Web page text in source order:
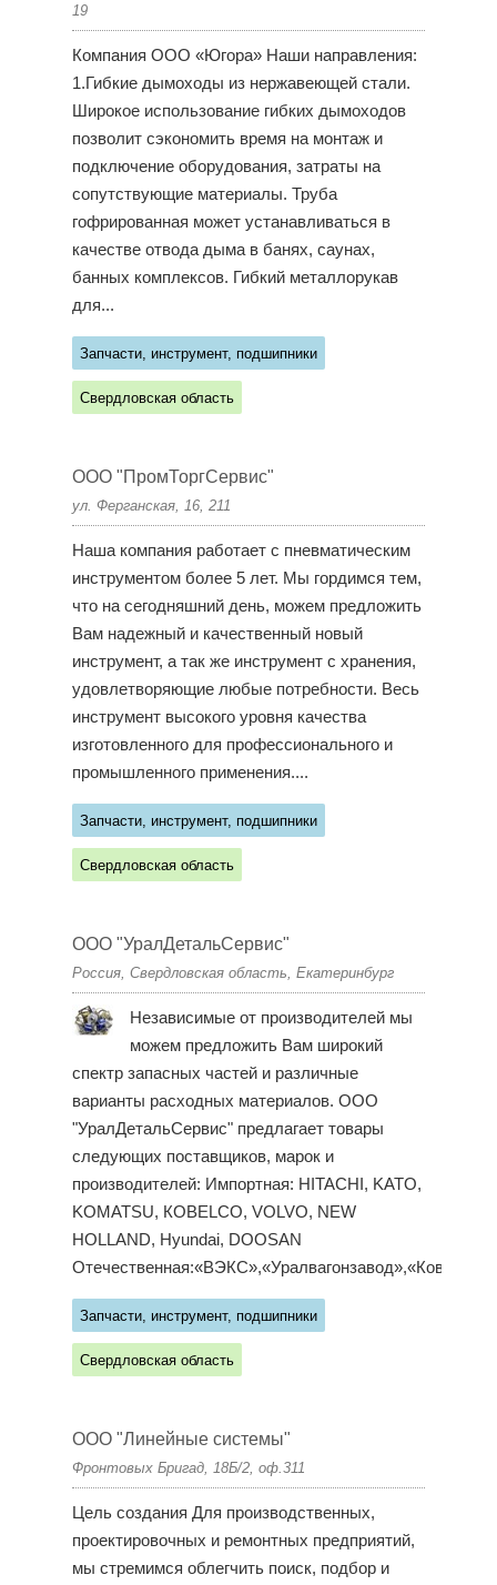
19
Компания ООО «Югора» Наши направления:
1.Гибкие дымоходы из нержавеющей стали.
Широкое использование гибких дымоходов
позволит сэкономить время на монтаж и
подключение оборудования, затраты на
сопутствующие материалы. Труба
гофрированная может устанавливаться в
качестве отвода дыма в банях, саунах,
банных комплексов. Гибкий металлорукав
для...
Запчасти, инструмент, подшипники
Свердловская область
ООО "ПромТоргСервис"
ул. Ферганская, 16, 211
Наша компания работает с пневматическим
инструментом более 5 лет. Мы гордимся тем,
что на сегодняшний день, можем предложить
Вам надежный и качественный новый
инструмент, а так же инструмент с хранения,
удовлетворяющие любые потребности. Весь
инструмент высокого уровня качества
изготовленного для профессионального и
промышленного применения....
Запчасти, инструмент, подшипники
Свердловская область
ООО "УралДетальСервис"
Россия, Свердловская область, Екатеринбург
Независимые от производителей мы
можем предложить Вам широкий
спектр запасных частей и различные
варианты расходных материалов. ООО
"УралДетальСервис" предлагает товары
следующих поставщиков, марок и
производителей: Импортная: HITACHI, KATO,
KOMATSU, КОВЕLCO, VOLVO, NEW
HOLLAND, Hyundai, DOOSAN
Отечественная:«ВЭКС»,«Уралвагонзавод»,«Ковров...
Запчасти, инструмент, подшипники
Свердловская область
ООО "Линейные системы"
Фронтовых Бригад, 18Б/2, оф.311
Цель создания Для производственных,
проектировочных и ремонтных предприятий,
мы стремимся облегчить поиск, подбор и